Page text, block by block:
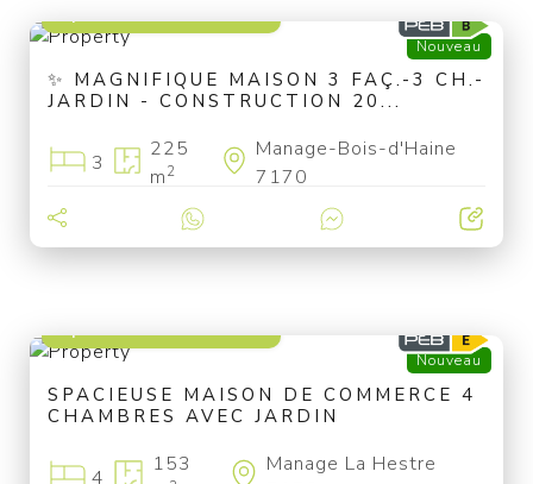
Nouveau
✨ MAGNIFIQUE MAISON 3 FAÇ.-3 CH.-
JARDIN - CONSTRUCTION 20...
3
225
m2
Manage-Bois-d'Haine
7170
Nouveau
SPACIEUSE MAISON DE COMMERCE 4
CHAMBRES AVEC JARDIN
4
153
Manage La Hestre